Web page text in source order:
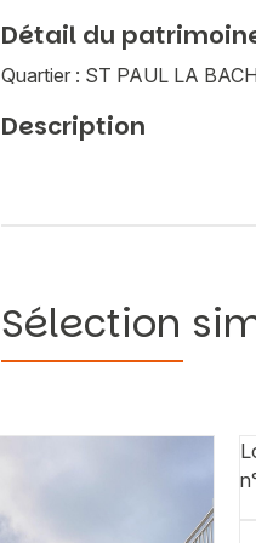
Détail du
Quartier : ST PAUL LA
Description
Sélection